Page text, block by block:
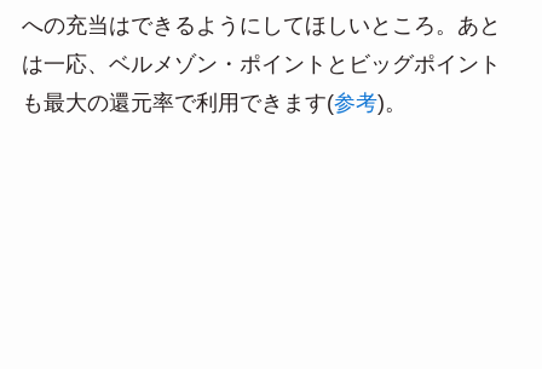
への充当はできるようにしてほしいところ。あと
は一応、ベルメゾン・ポイントとビッグポイント
も最大の還元率で利用できます(参考)。